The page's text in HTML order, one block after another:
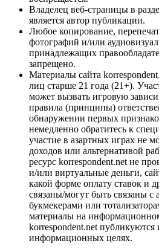
Владелец веб-страницы в
является автор публикации.
Любое копирование,
фотографий и/или
принадлежащих
запрещено.
Материалы сайта
лиц старше 21 года (21+).
может вызвать игровую
правила (принципы)
обнаружении первых
немедленно обратитесь к
участие в азартных играх не
доходов или альтернативой
ресурс korrespondent.net не
и/или виртуальные деньги,
какой форме оплату ставок и
связаны/могут быть связаны с
букмекерами или
материалы на
korrespondent.net публикуются
информационных целях.